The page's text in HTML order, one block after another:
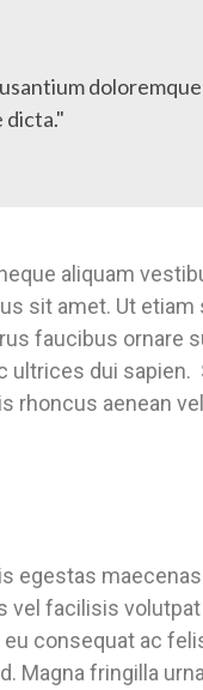
dicta."
aliquam
sit amet. Ut
faucibus ornare
dui
aenean
egestas
facilisis
consequat ac
Magna fringilla